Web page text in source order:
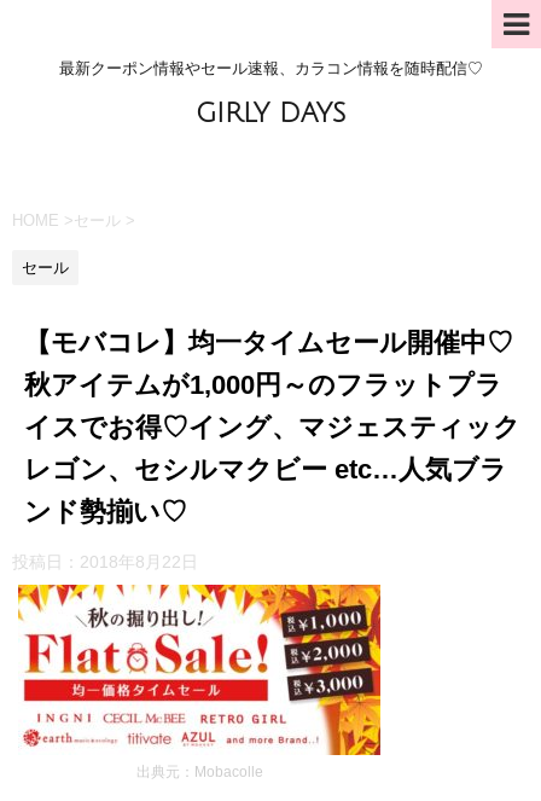
最新クーポン情報やセール速報、カラコン情報を随時配信♡
GIRLY DAYS
HOME >セール >
セール
【モバコレ】均一タイムセール開催中♡
秋アイテムが1,000円～のフラットプラ
イスでお得♡イング、マジェスティック
レゴン、セシルマクビー etc…人気ブラ
ンド勢揃い♡
投稿日： 2018年8月22日
出典元：Mobacolle